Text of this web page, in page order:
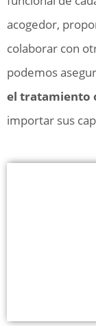
acogedor,
colaborar con
podemos
el tratamiento
importar sus